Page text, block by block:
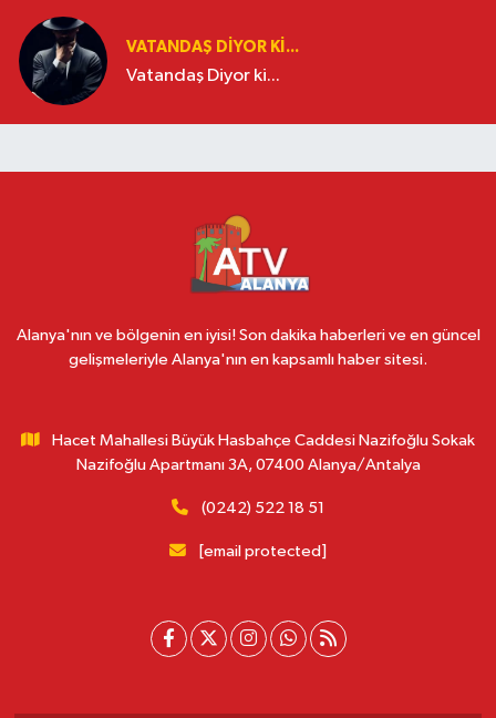
VATANDAŞ DIYOR KI...
Vatandaş Diyor ki...
Alanya'nın ve bölgenin en iyisi! Son dakika haberleri ve en güncel
gelişmeleriyle Alanya'nın en kapsamlı haber sitesi.
Hacet Mahallesi Büyük Hasbahçe Caddesi Nazifoğlu Sokak
Nazifoğlu Apartmanı 3A, 07400 Alanya/Antalya
(0242) 522 18 51
[email protected]